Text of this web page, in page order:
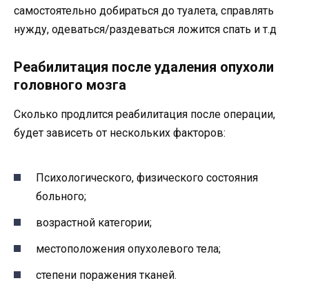
самостоятельно добираться до туалета, справлять
нужду, одеваться/раздеваться ложится спать и т.д
Реабилитация после удаления опухоли
головного мозга
Сколько продлится реабилитация после операции,
будет зависеть от нескольких факторов:
Психологического, физического состояния
больного;
возрастной категории;
местоположения опухолевого тела;
степени поражения тканей.